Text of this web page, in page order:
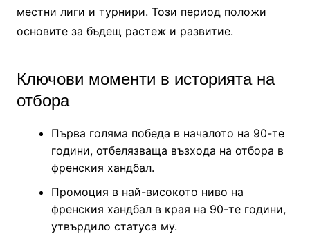
местни лиги и турнири. Този период положи
основите за бъдещ растеж и развитие.
Ключови моменти в историята на
отбора
Първа голяма победа в началото на 90-те
години, отбелязваща възхода на отбора в
френския хандбал.
Промоция в най-високото ниво на
френския хандбал в края на 90-те години,
утвърдило статуса му.